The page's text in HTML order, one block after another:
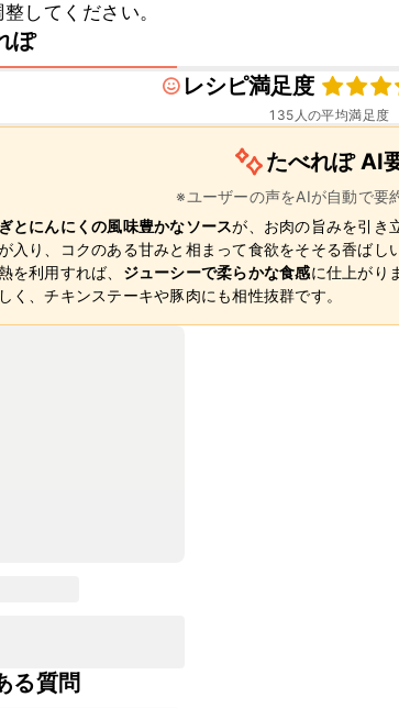
してください。
ぽ
レシピ満足度
135 人の平均満足度
たべれぽ AI
※ユーザーの声をAIが自動で要
とにんにくの風味豊かなソースが、お肉の旨みを引き
入り、コクのある甘みと相まって食欲をそそる香ば
を利用すれば、 ジューシーで柔らかな食感に仕上がり
く、チキンステーキや豚肉にも相性抜群です。
る質問